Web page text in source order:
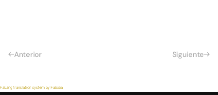
Anterior Siguiente
FaLang translation system by Faboba